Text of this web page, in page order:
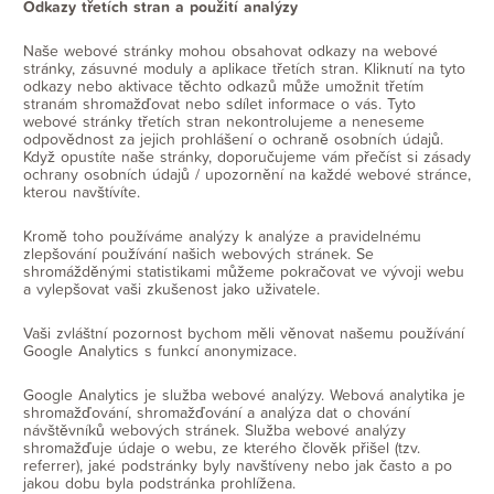
Odkazy třetích stran a použití analýzy
Naše webové stránky mohou obsahovat odkazy na webové
stránky, zásuvné moduly a aplikace třetích stran. Kliknutí na tyto
odkazy nebo aktivace těchto odkazů může umožnit třetím
stranám shromažďovat nebo sdílet informace o vás. Tyto
webové stránky třetích stran nekontrolujeme a neneseme
odpovědnost za jejich prohlášení o ochraně osobních údajů.
Když opustíte naše stránky, doporučujeme vám přečíst si zásady
ochrany osobních údajů / upozornění na každé webové stránce,
kterou navštívíte.
Kromě toho používáme analýzy k analýze a pravidelnému
zlepšování používání našich webových stránek. Se
shromážděnými statistikami můžeme pokračovat ve vývoji webu
a vylepšovat vaši zkušenost jako uživatele.
Vaši zvláštní pozornost bychom měli věnovat našemu používání
Google Analytics s funkcí anonymizace.
Google Analytics je služba webové analýzy. Webová analytika je
shromažďování, shromažďování a analýza dat o chování
návštěvníků webových stránek. Služba webové analýzy
shromažďuje údaje o webu, ze kterého člověk přišel (tzv.
referrer), jaké podstránky byly navštíveny nebo jak často a po
jakou dobu byla podstránka prohlížena.